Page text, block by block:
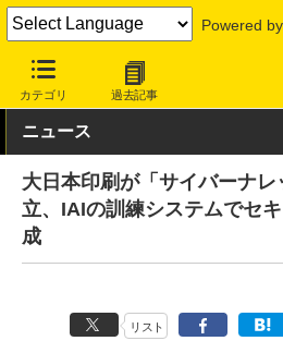
Powered by
カテゴリ 過去記事
INTERNET Watch トピック
ニュース
大日本印刷が「サイバーナ
立、IAIの訓練システムでセ
成
リスト